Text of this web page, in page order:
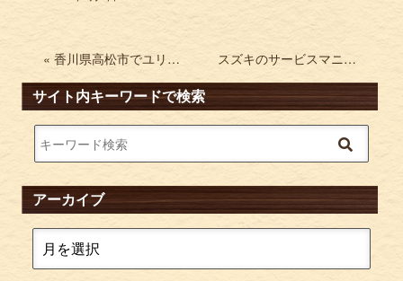
« 香川県高松市でユリイカ 詩と批評を買取させて頂きました。 スズキのサービスマニュアルを買取 ジムニー エブリイ キャリイなど »
サイト内キーワードで検索
アーカイブ